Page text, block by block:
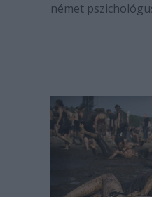
német